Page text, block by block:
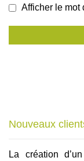
Afficher le mot
Nouveaux
La création